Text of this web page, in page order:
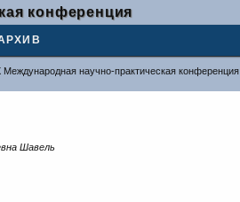
конференция
Международная научно-практическая конференция
Шавель